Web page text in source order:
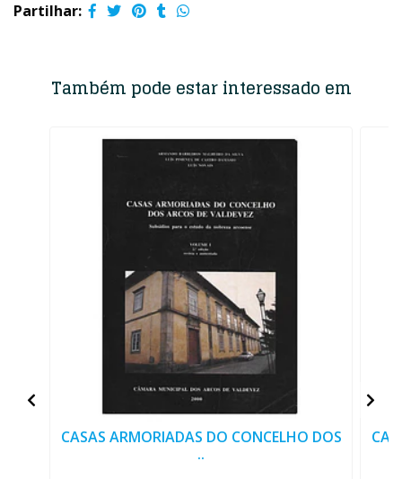
Partilhar:
Também pode estar interessado em
CASAS ARMORIADAS DO CONCELHO DOS
..